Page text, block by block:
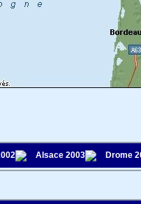
Alsace 2003 Drome